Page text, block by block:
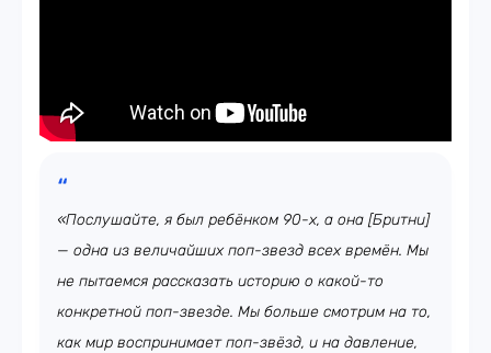
«Послушайте, я был ребёнком 90-х, а она [Бритни]
— одна из величайших поп-звезд всех времён. Мы
не пытаемся рассказать историю о какой-то
конкретной поп-звезде. Мы больше смотрим на то,
как мир воспринимает поп-звёзд, и на давление,